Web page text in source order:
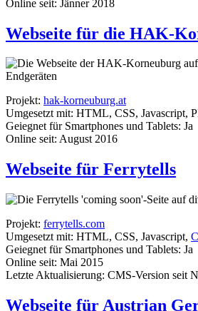
Online seit: Jänner 2018
Webseite für die HAK-
Projekt: hak-korneuburg.at
Umgesetzt mit: HTML, CSS, Javascript,
Geiegnet für Smartphones und Tablets: Ja
Online seit: August 2016
Webseite für Ferrytells
Projekt: ferrytells.com
Umgesetzt mit: HTML, CSS, Javascript,
Geiegnet für Smartphones und Tablets: Ja
Online seit: Mai 2015
Letzte Aktualisierung: CMS-Version seit
Webseite für Austrian